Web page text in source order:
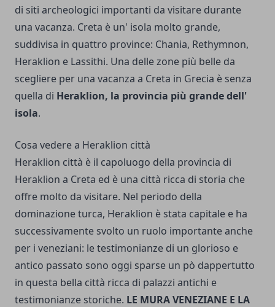
di siti archeologici importanti da visitare durante
una vacanza. Creta è un' isola molto grande,
suddivisa in quattro province: Chania, Rethymnon,
Heraklion e Lassithi. Una delle zone più belle da
scegliere per una vacanza a Creta in Grecia è senza
quella di Heraklion, la provincia più grande dell'
isola.
Cosa vedere a Heraklion città
Heraklion città è il capoluogo della provincia di
Heraklion a Creta ed è una città ricca di storia che
offre molto da visitare. Nel periodo della
dominazione turca, Heraklion è stata capitale e ha
successivamente svolto un ruolo importante anche
per i veneziani: le testimonianze di un glorioso e
antico passato sono oggi sparse un pò dappertutto
in questa bella città ricca di palazzi antichi e
testimonianze storiche. LE MURA VENEZIANE E LA